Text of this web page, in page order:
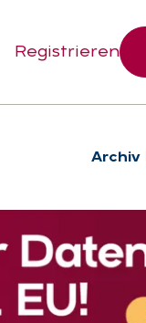
Registrieren
Archiv